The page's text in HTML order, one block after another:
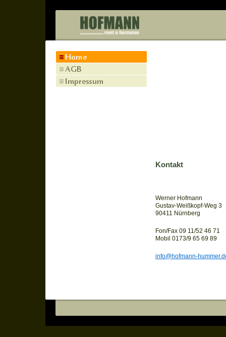
Kontakt
Werner Hofmann
Gustav-Weißkopf-Weg 3
90411 Nürnberg
Fon/Fax 09 11/52 46 71
Mobil 0173/9 65 69 89
info@hofmann-